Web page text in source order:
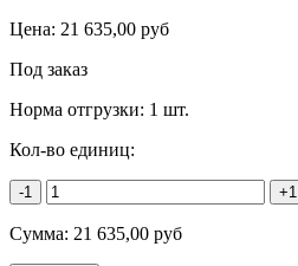
Цена: 21 635,00 руб
Под заказ
Норма отгрузки: 1 шт.
Кол-во единиц:
-1 +1
Сумма: 21 635,00 руб